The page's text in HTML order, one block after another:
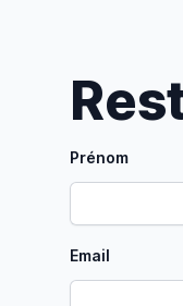
Prénom
Email